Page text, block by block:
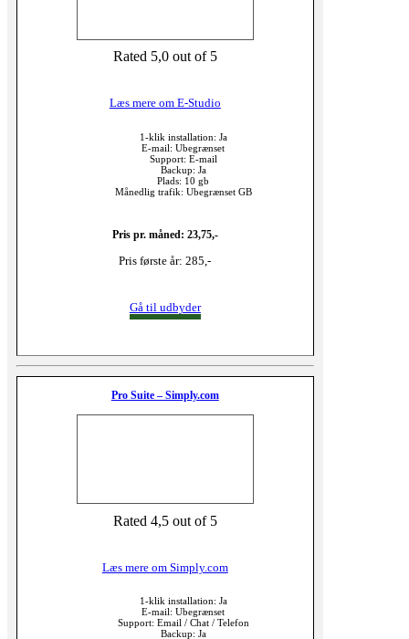
Rated 5,0 out of 5
Læs mere om E-Studio
1-klik installation: Ja
E-mail: Ubegrænset
Support: E-mail
Backup: Ja
Plads: 10 gb
Månedlig trafik: Ubegrænset GB
Pris pr. måned: 23,75,-
Pris første år: 285,-
Gå til udbyder
Pro Suite – Simply.com
Rated 4,5 out of 5
Læs mere om Simply.com
1-klik installation: Ja
E-mail: Ubegrænset
Support: Email / Chat / Telefon
Backup: Ja